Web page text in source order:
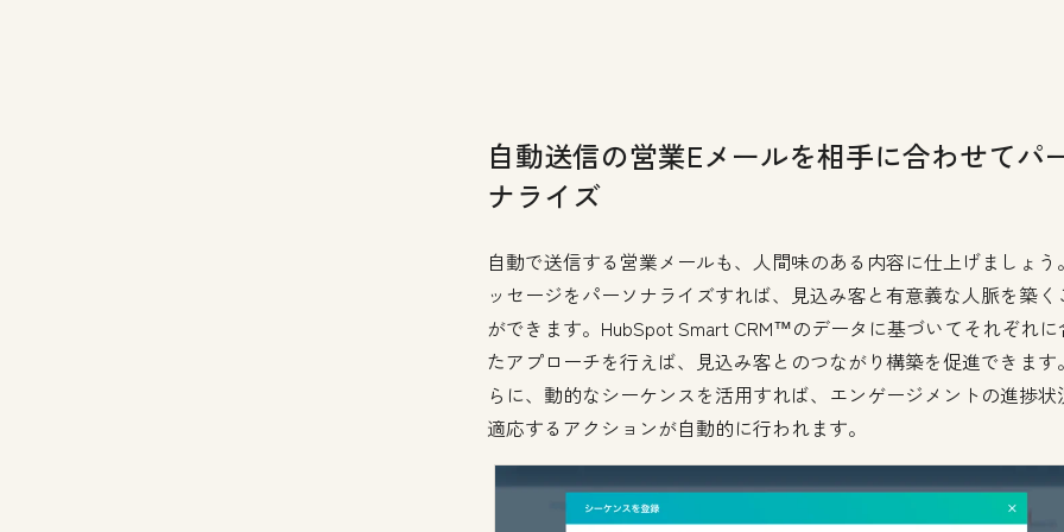
自動送信の営業Eメールを相手に合わせてパ
ナライズ
自動で送信する営業メールも、人間味のある内容に仕上げましょう
ッセージをパーソナライズすれば、見込み客と有意義な人脈を築く
ができます。HubSpot Smart CRM™のデータに基づいてそれぞれに
たアプローチを行えば、見込み客とのつながり構築を促進できます
らに、動的なシーケンスを活用すれば、エンゲージメントの進捗状
適応するアクションが自動的に行われます。